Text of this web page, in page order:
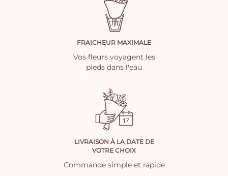
FRAICHEUR MAXIMALE
Vos fleurs voyagent les
pieds dans l'eau
LIVRAISON À LA DATE DE
VOTRE CHOIX
Commande simple et rapide